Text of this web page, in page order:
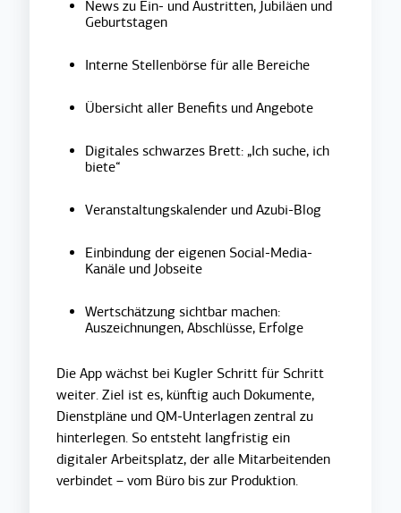
News zu Ein- und Austritten, Jubiläen und
Geburtstagen
Interne Stellenbörse für alle Bereiche
Übersicht aller Benefits und Angebote
Digitales schwarzes Brett: „Ich suche, ich
biete“
Veranstaltungskalender und Azubi-Blog
Einbindung der eigenen Social-Media-
Kanäle und Jobseite
Wertschätzung sichtbar machen:
Auszeichnungen, Abschlüsse, Erfolge
Die App wächst bei Kugler Schritt für Schritt
weiter. Ziel ist es, künftig auch Dokumente,
Dienstpläne und QM-Unterlagen zentral zu
hinterlegen. So entsteht langfristig ein
digitaler Arbeitsplatz, der alle Mitarbeitenden
verbindet – vom Büro bis zur Produktion.